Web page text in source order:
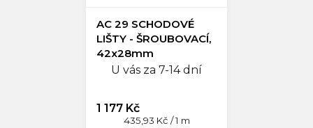
AC 29 SCHODOVÉ
LIŠTY - ŠROUBOVACÍ,
42x28mm
U vás za 7-14 dní
1 177 Kč
Měrná
435,93 Kč / 1 m